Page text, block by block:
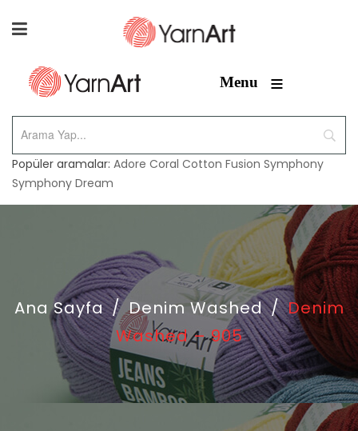
Menu ≡
Popüler aramalar: Adore Coral Cotton Fusion Symphony
Symphony Dream
Ana Sayfa / Denim Washed / Denim
Washed – 905